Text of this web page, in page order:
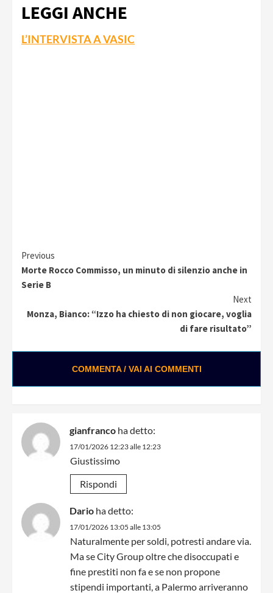
LEGGI ANCHE
L’INTERVISTA A VASIC
Continue
Reading
Previous
Morte Rocco Commisso, un minuto di silenzio anche in
Serie B
Next
Monza, Bianco: “Izzo ha chiesto di non giocare, voglia
di fare risultato”
COMMENTA / VAI AI COMMENTI
gianfranco ha detto:
17/01/2026 12:23 alle 12:23
Giustissimo
Rispondi
Dario ha detto:
17/01/2026 13:05 alle 13:05
Naturalmente per soldi, potresti andare via.
Ma se City Group oltre che disoccupati e
fine prestiti non fa e se non propone
stipendi importanti, a Palermo arriveranno